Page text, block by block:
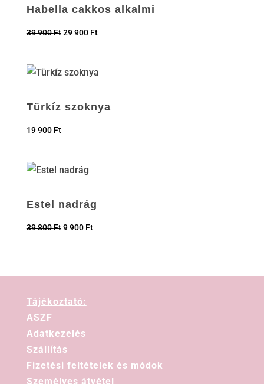
Habella cakkos alkalmi
39 900Ft 29 900 Ft
Türkíz szoknya
19 900 Ft
Estel nadrág
39 800Ft 9 900 Ft
Tájékoztató:
ASZF
Adatkezelés
Szállítás
Fizetési feltételek és módok
Személyes átvétel